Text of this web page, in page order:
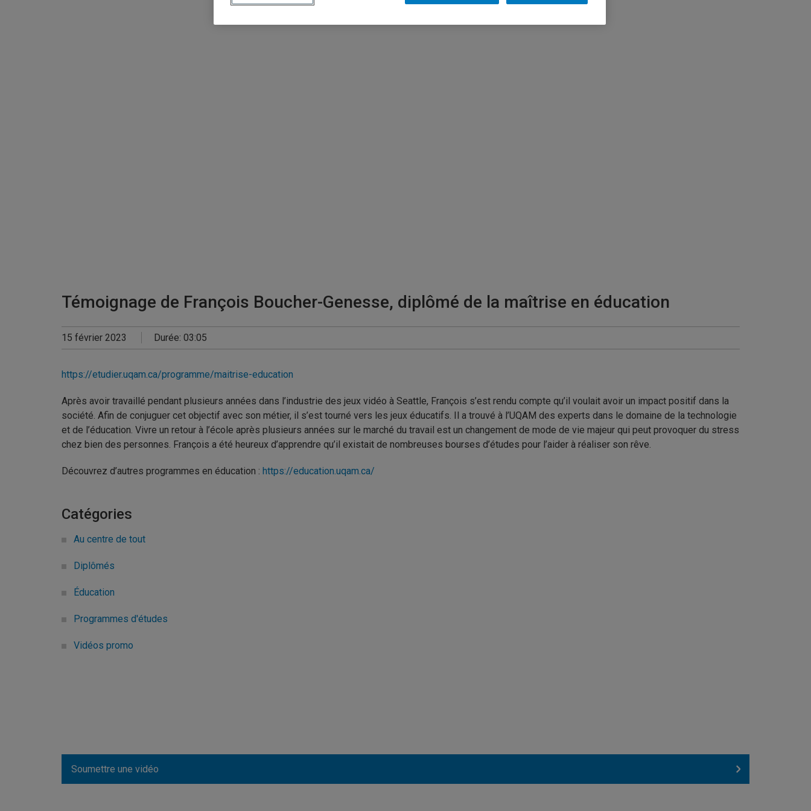
Témoignage de François Boucher-Genesse, diplômé de la maîtrise en éducation
15 février 2023 Durée: 03:05
https://etudier.uqam.ca/programme/maitrise-education
Après avoir travaillé pendant plusieurs années dans l’industrie des jeux vidéo à Seattle, François s’est rendu compte qu’il voulait avoir un impact positif dans la
société. Afin de conjuguer cet objectif avec son métier, il s’est tourné vers les jeux éducatifs. Il a trouvé à l’UQAM des experts dans le domaine de la technologie
et de l’éducation. Vivre un retour à l’école après plusieurs années sur le marché du travail est un changement de mode de vie majeur qui peut provoquer du stress
chez bien des personnes. François a été heureux d’apprendre qu’il existait de nombreuses bourses d’études pour l’aider à réaliser son rêve.
Découvrez d’autres programmes en éducation : https://education.uqam.ca/
Catégories
Au centre de tout
Diplômés
Éducation
Programmes d'études
Vidéos promo
Soumettre une vidéo